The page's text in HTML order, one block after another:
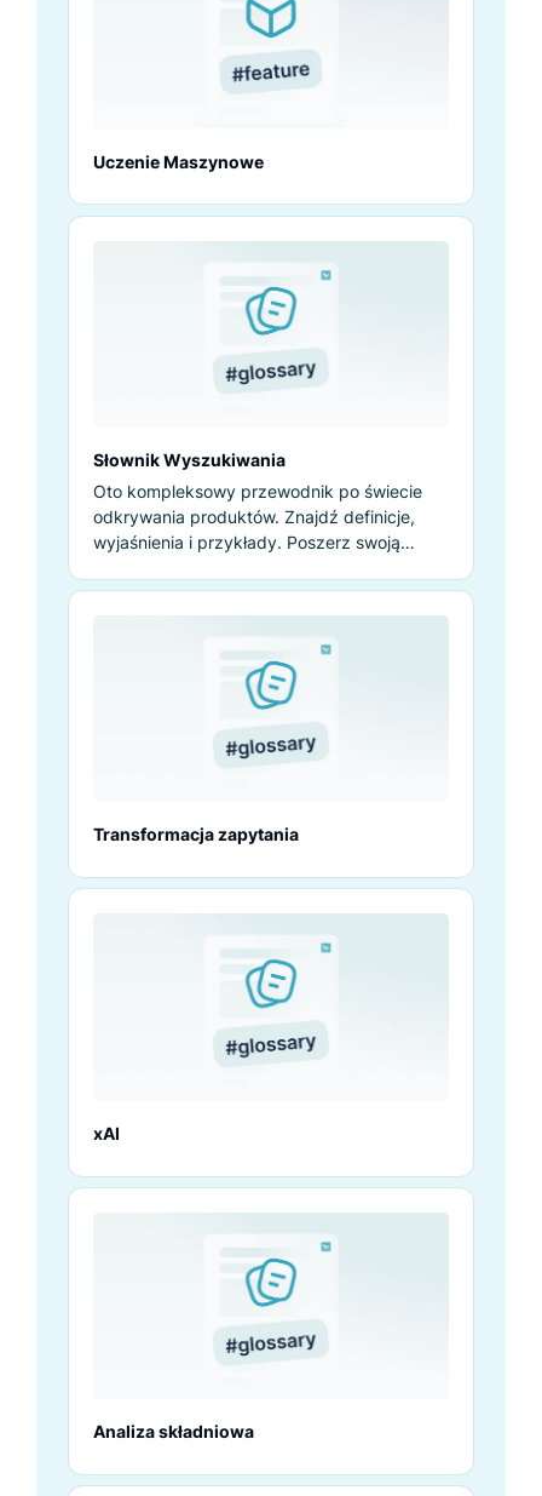
Uczenie Maszynowe
Słownik Wyszukiwania
Oto kompleksowy przewodnik po świecie
odkrywania produktów. Znajdź definicje,
wyjaśnienia i przykłady. Poszerz swoją
Transformacja zapytania
xAI
Analiza składniowa